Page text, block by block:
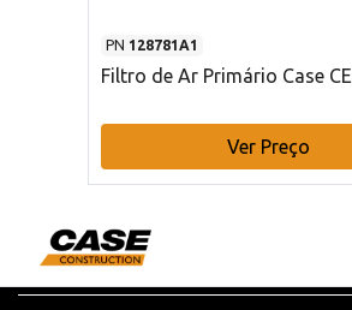
PN 128781A1
Filtro de Ar Primário Case CE
Ver Preço